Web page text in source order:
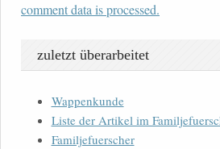
comment data is processed.
zuletzt überarbeitet
Wappenkunde
Liste der Artikel im
Familjefuerscher